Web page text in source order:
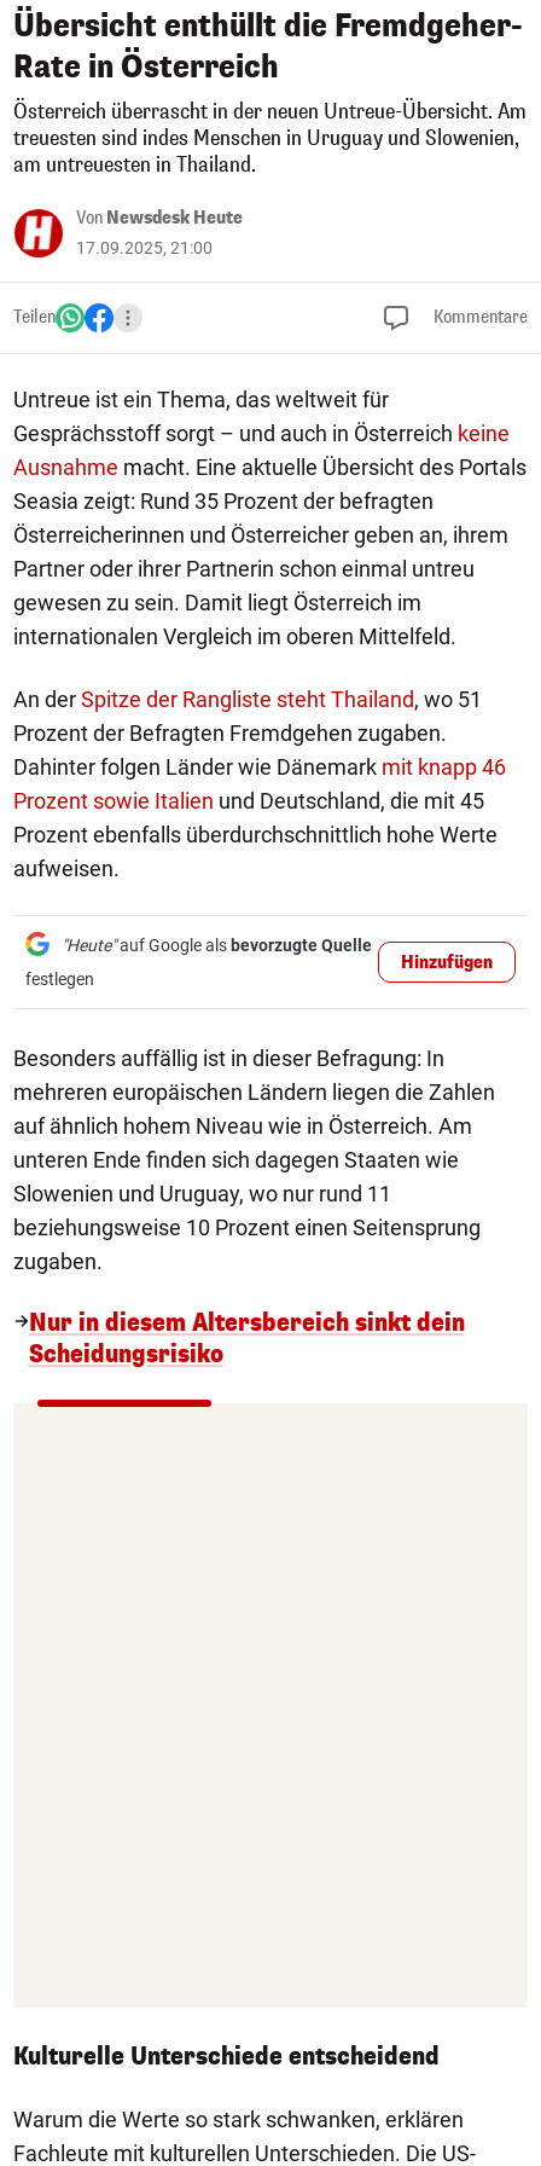
Übersicht enthüllt die Fremdgeher-
Rate in Österreich
Österreich überrascht in der neuen Untreue-Übersicht. Am
treuesten sind indes Menschen in Uruguay und Slowenien,
am untreuesten in Thailand.
Von Newsdesk Heute
17.09.2025, 21:00
Teilen Kommentare
Untreue ist ein Thema, das weltweit für
Gesprächsstoff sorgt – und auch in Österreich keine
Ausnahme macht. Eine aktuelle Übersicht des Portals
Seasia zeigt: Rund 35 Prozent der befragten
Österreicherinnen und Österreicher geben an, ihrem
Partner oder ihrer Partnerin schon einmal untreu
gewesen zu sein. Damit liegt Österreich im
internationalen Vergleich im oberen Mittelfeld.
An derSpitze der Rangliste steht Thailand, wo 51
Prozent der Befragten Fremdgehen zugaben.
Dahinter folgen Länder wie Dänemark mit knapp 46
Prozent sowie Italien und Deutschland, die mit 45
Prozent ebenfalls überdurchschnittlich hohe Werte
aufweisen.
"Heute"auf Google als bevorzugte Quelle
festlegen
Hinzufügen
Besonders auffällig ist in dieser Befragung: In
mehreren europäischen Ländern liegen die Zahlen
auf ähnlich hohem Niveau wie in Österreich. Am
unteren Ende finden sich dagegen Staaten wie
Slowenien und Uruguay, wo nur rund 11
beziehungsweise 10 Prozent einen Seitensprung
zugaben.
Nur in diesem Altersbereich sinkt dein
Scheidungsrisiko
Kulturelle Unterschiede entscheidend
Warum die Werte so stark schwanken, erklären
Fachleute mit kulturellen Unterschieden. Die US-